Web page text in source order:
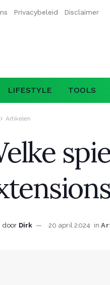
Privacybeleid Disclaimer
LIFESTYLE TOOLS
Artikelen
door Dirk 20 april 2024 in